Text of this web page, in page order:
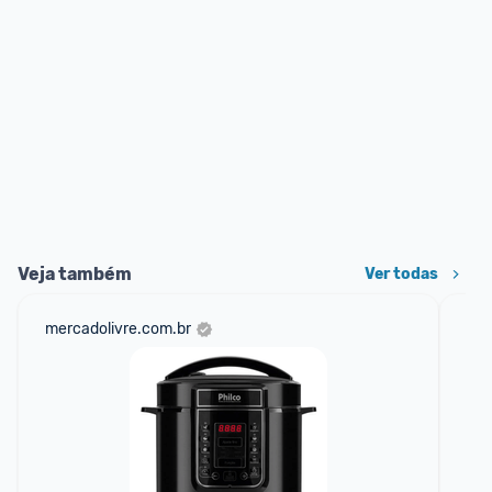
Veja também Ver todas
mercadolivre.com.br